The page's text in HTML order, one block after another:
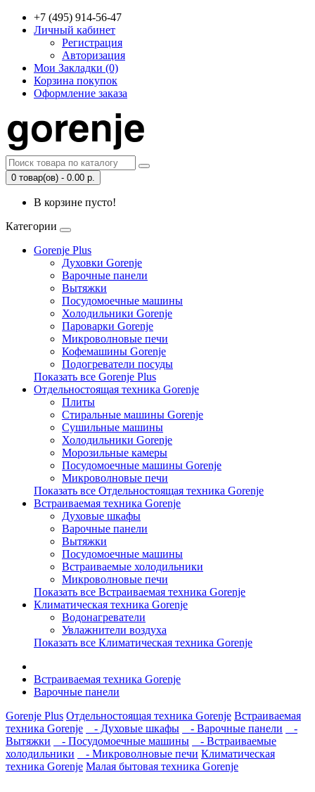
+7 (495) 914-56-47
Личный кабинет
Регистрация
Авторизация
Мои Закладки (0)
Корзина покупок
Оформление заказа
0 товар(ов) - 0.00 р.
В корзине пусто!
Категории
Gorenje Plus
Духовки Gorenje
Варочные панели
Вытяжки
Посудомоечные машины
Холодильники Gorenje
Пароварки Gorenje
Микроволновые печи
Кофемашины Gorenje
Подогреватели посуды
Показать все Gorenje Plus
Отдельностоящая техника Gorenje
Плиты
Стиральные машины Gorenje
Сушильные машины
Холодильники Gorenje
Морозильные камеры
Посудомоечные машины Gorenje
Микроволновые печи
Показать все Отдельностоящая техника Gorenje
Встраиваемая техника Gorenje
Духовые шкафы
Варочные панели
Вытяжки
Посудомоечные машины
Встраиваемые холодильники
Микроволновые печи
Показать все Встраиваемая техника Gorenje
Климатическая техника Gorenje
Водонагреватели
Увлажнители воздуха
Показать все Климатическая техника Gorenje
Встраиваемая техника Gorenje
Варочные панели
Gorenje Plus Отдельностоящая техника Gorenje Встраиваемая
техника Gorenje
- Духовые шкафы - Варочные панели
-
Вытяжки
- Посудомоечные машины
- Встраиваемые
холодильники
- Микроволновые печи Климатическая
техника Gorenje Малая бытовая техника Gorenje